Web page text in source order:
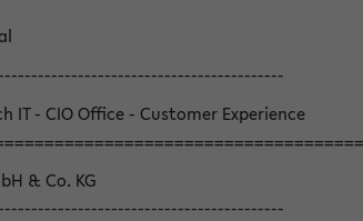
IT - CIO Office - Customer Experience
& Co. KG